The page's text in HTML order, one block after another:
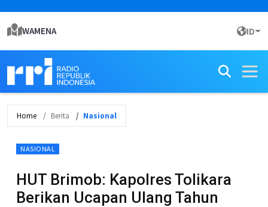
WAMENA ID
Home Berita Nasional
NASIONAL
HUT Brimob: Kapolres Tolikara
Berikan Ucapan Ulang Tahun